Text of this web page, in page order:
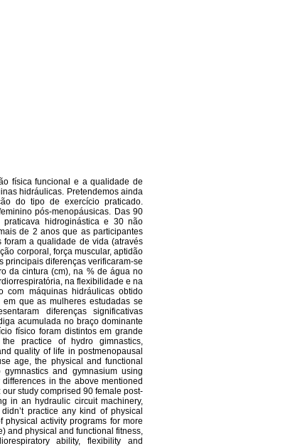
física funcional e a qualidade de
hidráulicas. Pretendemos ainda
do tipo de exercício praticado.
pós-menopáusicas. Das 90
hidroginástica e 30 não
de 2 anos que as participantes
foram a qualidade de vida (através
corporal, força muscular, aptidão
diferenças verificaram-se
da cintura (cm), na % de água no
na flexibilidade e na
com máquinas hidráulicas obtido
que as mulheres estudadas se
diferenças significativas
acumulada no braço dominante
físico foram distintos em grande
practice of hydro gimnastics,
quality of life in postmenopausal
age, the physical and functional
and gymnasium using
in the above mentioned
study comprised 90 female post-
in an hydraulic circuit machinery,
practice any kind of physical
activity programs for more
and physical and functional fitness,
ability, flexibility and